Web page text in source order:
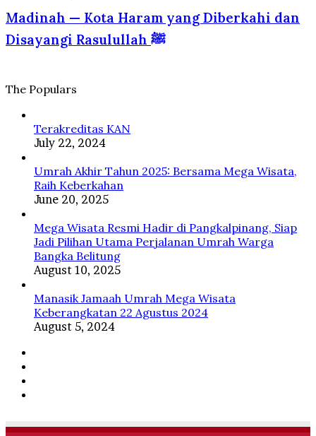
Psikologi
dan
Islam
Sumatera
ke
Tanah
Kota
Haram
yang
Disayangi
Madinah — Kota Haram yang Diberkahi dan
Disayangi Rasulullah ﷺ
The Populars
Terakreditas KAN
July 22, 2024
Umrah Akhir Tahun 2025: Bersama Mega Wisata,
Raih Keberkahan
June 20, 2025
Mega Wisata Resmi Hadir di Pangkalpinang, Siap
Jadi Pilihan Utama Perjalanan Umrah Warga
Bangka Belitung
August 10, 2025
Manasik Jamaah Umrah Mega Wisata
Keberangkatan 22 Agustus 2024
August 5, 2024